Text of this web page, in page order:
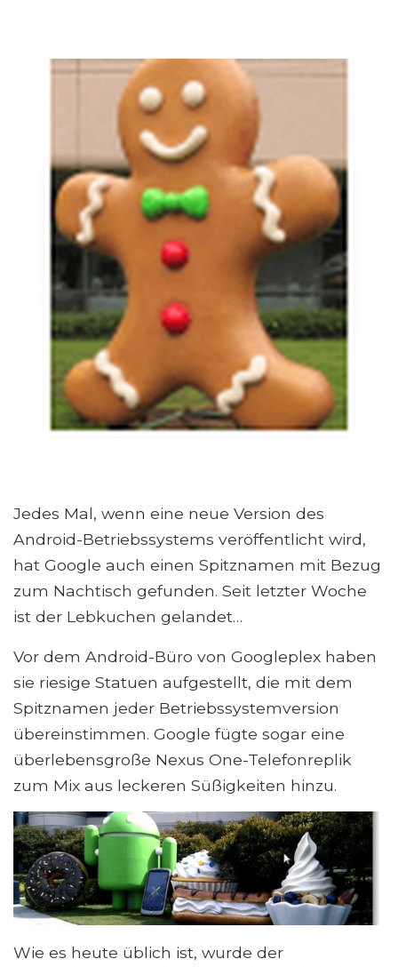
Jedes Mal, wenn eine neue Version des
Android-Betriebssystems veröffentlicht wird,
hat Google auch einen Spitznamen mit Bezug
zum Nachtisch gefunden. Seit letzter Woche
ist der Lebkuchen gelandet…
Vor dem Android-Büro von Googleplex haben
sie riesige Statuen aufgestellt, die mit dem
Spitznamen jeder Betriebssystemversion
übereinstimmen. Google fügte sogar eine
überlebensgroße Nexus One-Telefonreplik
zum Mix aus leckeren Süßigkeiten hinzu.
Wie es heute üblich ist, wurde der